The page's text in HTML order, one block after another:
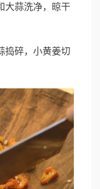
大蒜洗净，晾干
捣碎，小黄姜切